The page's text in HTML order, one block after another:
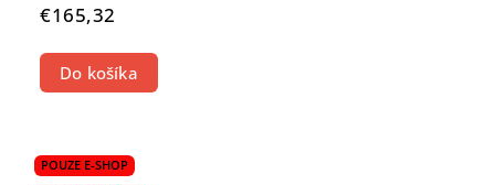
€165,32
Do košíka
POUZE E-SHOP